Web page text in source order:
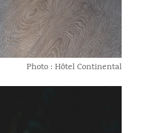
Photo : Hôtel Continental